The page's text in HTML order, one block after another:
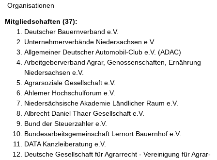
Organisationen
Mitgliedschaften (37):
Deutscher Bauernverband e.V.
Unternehmerverbände Niedersachsen e.V.
Allgemeiner Deutscher Automobil-Club e.V. (ADAC)
Arbeitgeberverband Agrar, Genossenschaften, Ernährung
Niedersachsen e.V.
Agrarsoziale Gesellschaft e.V.
Ahlemer Hochschulforum e.V.
Niedersächsische Akademie Ländlicher Raum e.V.
Albrecht Daniel Thaer Gesellschaft e.V.
Bund der Steuerzahler e.V.
Bundesarbeitsgemeinschaft Lernort Bauernhof e.V.
DATA Kanzleiberatung e.V.
Deutsche Gesellschaft für Agrarrecht - Vereinigung für Agrar-